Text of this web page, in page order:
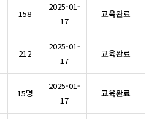
158
2025-01-
17
교육완료
212
2025-01-
17
교육완료
15명
2025-01-
17
교육완료